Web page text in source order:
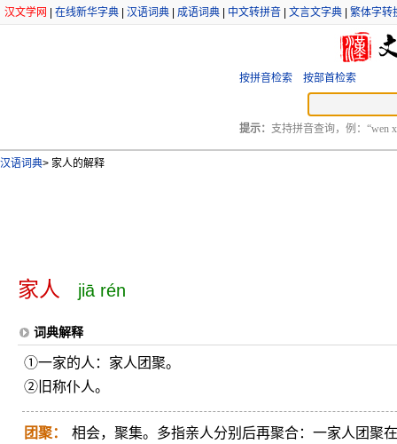
汉文学网 在线新华字典 汉语词典 成语词典 中文转拼音 文言文字典 繁体字转
按拼音检索 按部首检索
提示： 支持拼音查询，例：“wen
汉语词典> 家人的解释
家人 jiā rén
词典解释
①一家的人：家人团聚。
②旧称仆人。
团聚： 相会，聚集。多指亲人分别后再聚合：一家人团聚